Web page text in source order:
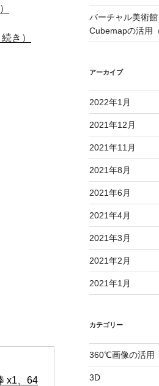
き）
x1、64
バーチャル美術
Cubemapの活用
アーカイブ
2022年1月
2021年12月
2021年11月
2021年8月
2021年6月
2021年4月
2021年3月
2021年2月
2021年1月
カテゴリー
360℃画像の活用
3D